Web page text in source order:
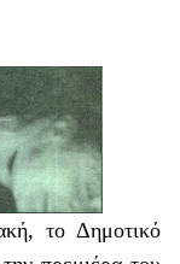
το Δημοτικό